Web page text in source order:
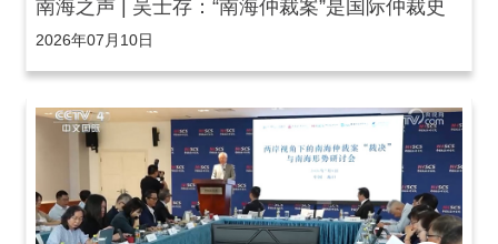
南海之声 | 吴士存：“南海仲裁案”是国际仲裁史
上的一桩丑闻
2026年07月10日